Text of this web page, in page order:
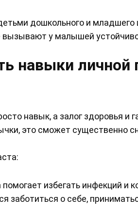
дошкольного и младшего
вызывают у малышей
навыки личной
навык, а залог здоровья и
это сможет существенно
избегать инфекций и
заботиться о себе,